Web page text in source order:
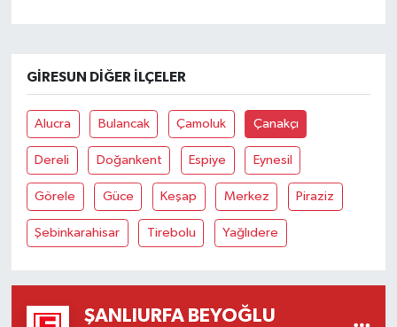
GIRESUN DIĞER İLÇELER
Alucra Bulancak Çamoluk Çanakçı
Dereli Doğankent Espiye Eynesil
Görele Güce Keşap Merkez Piraziz
Şebinkarahisar Tirebolu Yağlıdere
ŞANLIURFA BEYOĞLU